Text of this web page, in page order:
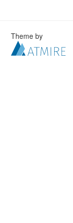
Theme by